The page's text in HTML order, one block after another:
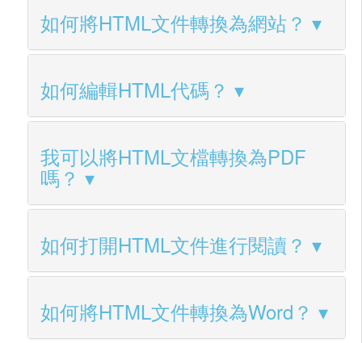
如何將HTML文件轉換為網站？
如何編輯HTML代碼？
我可以將HTML文檔轉換為PDF
嗎？
如何打開HTML文件進行閱讀？
如何將HTML文件轉換為Word？